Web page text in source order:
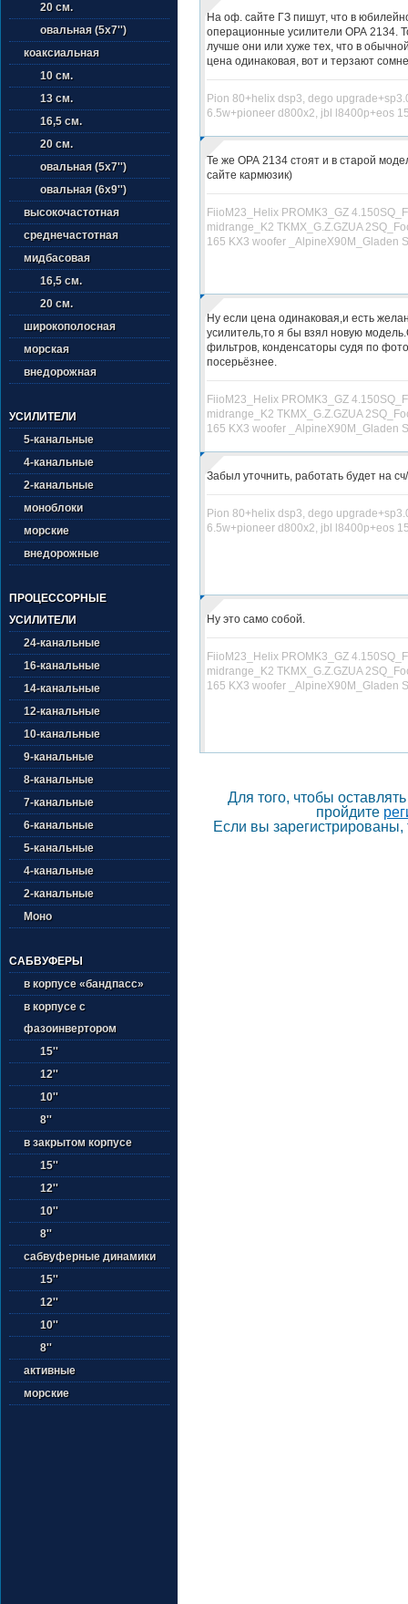
20 см.
овальная (5х7'')
коаксиальная
10 см.
13 см.
16,5 см.
20 см.
овальная (5х7'')
овальная (6х9'')
высокочастотная
среднечастотная
мидбасовая
16,5 см.
20 см.
широкополосная
морская
внедорожная
УСИЛИТЕЛИ
5-канальные
4-канальные
2-канальные
моноблоки
морские
внедорожные
ПРОЦЕССОРНЫЕ
УСИЛИТЕЛИ
24-канальные
16-канальные
14-канальные
12-канальные
10-канальные
9-канальные
8-канальные
7-канальные
6-канальные
5-канальные
4-канальные
2-канальные
Моно
САБВУФЕРЫ
в корпусе «бандпасс»
в корпусе с
фазоинвертором
15''
12''
10''
8''
в закрытом корпусе
15''
12''
10''
8''
сабвуферные динамики
15''
12''
10''
8''
активные
морские
На оф. сайте ГЗ пишут, что в
операционные усилители ОРА 2134.
лучше они или хуже тех, что в
цена одинаковая, вот и терзают
Pion 80+helix dsp3, dego
6.5w+pioneer d800х2, jbl l8400p+eos
Те же ОРА 2134 стоят и в старой
сайте кармюзик)
FiioM23_Helix PROMK3_GZ
midrange_K2 TKMX_G.Z.GZUA
165 KX3 woofer _AlpineX90M_Gladen
Ну если цена одинаковая,и есть
усилитель,то я бы взял новую
фильтров, конденсаторы судя по
посерьёзнее.
FiioM23_Helix PROMK3_GZ
midrange_K2 TKMX_G.Z.GZUA
165 KX3 woofer _AlpineX90M_Gladen
Забыл уточнить, работать будет на
Pion 80+helix dsp3, dego
6.5w+pioneer d800х2, jbl l8400p+eos
Ну это само собой.
FiioM23_Helix PROMK3_GZ
midrange_K2 TKMX_G.Z.GZUA
165 KX3 woofer _AlpineX90M_Gladen
Для того, чтобы
пройдите
Если вы